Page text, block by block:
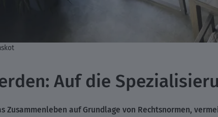
Auf die
Zusammenleben auf Grundlage von Rechtsnormen,